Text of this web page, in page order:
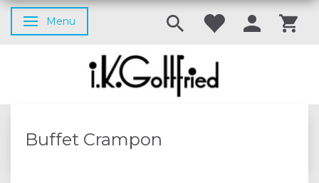
Skifte navigation
Menu
Buffet Crampon